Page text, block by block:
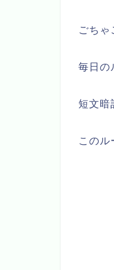
ごちゃ
毎日の
短文
このル